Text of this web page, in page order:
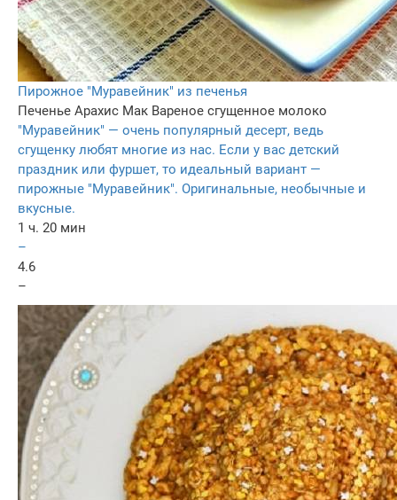
Пирожное "Муравейник" из печенья
Печенье Арахис Мак Вареное сгущенное молоко
"Муравейник" — очень популярный десерт, ведь
сгущенку любят многие из нас. Если у вас детский
праздник или фуршет, то идеальный вариант —
пирожные "Муравейник". Оригинальные, необычные и
вкусные.
1 ч. 20 мин
–
4.6
–